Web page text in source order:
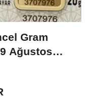
Gram
Ağustos